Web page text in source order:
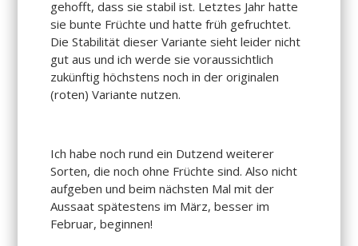
gehofft, dass sie stabil ist. Letztes Jahr hatte
sie bunte Früchte und hatte früh gefruchtet.
Die Stabilität dieser Variante sieht leider nicht
gut aus und ich werde sie voraussichtlich
zukünftig höchstens noch in der originalen
(roten) Variante nutzen.
Ich habe noch rund ein Dutzend weiterer
Sorten, die noch ohne Früchte sind. Also nicht
aufgeben und beim nächsten Mal mit der
Aussaat spätestens im März, besser im
Februar, beginnen!